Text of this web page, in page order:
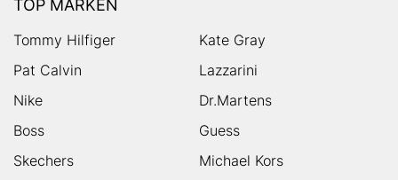
TOP MARKEN
Tommy Hilfiger
Kate Gray
Pat Calvin
Lazzarini
Nike
Dr.Martens
Boss
Guess
Skechers
Michael Kors